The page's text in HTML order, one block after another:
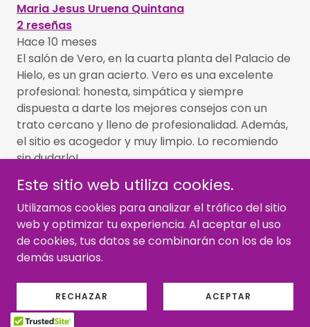
Maria Jesus Uruena Quintana
2 reseñas
Hace 10 meses
El salón de Vero, en la cuarta planta del Palacio de
Hielo, es un gran acierto. Vero es una excelente
profesional: honesta, simpática y siempre
dispuesta a darte los mejores consejos con un
trato cercano y lleno de profesionalidad. Además,
el sitio es acogedor y muy limpio. Lo recomiendo
sin dudarlo!
Copyright © 2025, VERO ORTIZ BELLEZA DE LA PIEL. All Rights
Reserved.
Este sitio web utiliza cookies.
Utilizamos cookies para analizar el tráfico del sitio
web y optimizar tu experiencia. Al aceptar el uso
de cookies, tus datos se combinarán con los de los
demás usuarios.
RECHAZAR ACEPTAR